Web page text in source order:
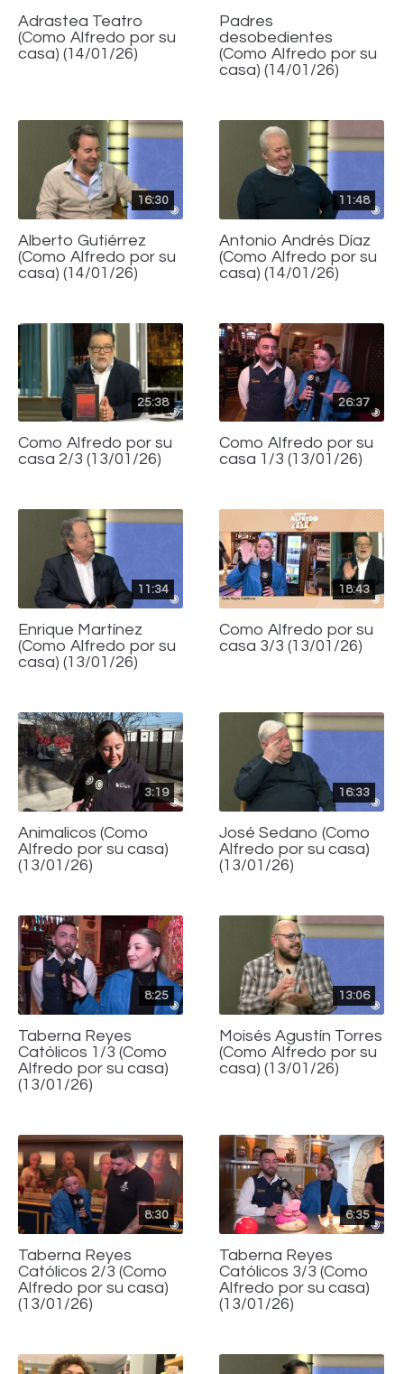
Adrastea Teatro
(Como Alfredo por su
casa) (14/01/26)
Padres
desobedientes
(Como Alfredo por su
casa) (14/01/26)
16:30
Alberto Gutiérrez
(Como Alfredo por su
casa) (14/01/26)
11:48
Antonio Andrés Díaz
(Como Alfredo por su
casa) (14/01/26)
25:38
Como Alfredo por su
casa 2/3 (13/01/26)
26:37
Como Alfredo por su
casa 1/3 (13/01/26)
11:34
Enrique Martínez
(Como Alfredo por su
casa) (13/01/26)
18:43
Como Alfredo por su
casa 3/3 (13/01/26)
3:19
Animalicos (Como
Alfredo por su casa)
(13/01/26)
16:33
José Sedano (Como
Alfredo por su casa)
(13/01/26)
8:25
Taberna Reyes
Católicos 1/3 (Como
Alfredo por su casa)
(13/01/26)
13:06
Moisés Agustín Torres
(Como Alfredo por su
casa) (13/01/26)
8:30
Taberna Reyes
Católicos 2/3 (Como
Alfredo por su casa)
(13/01/26)
6:35
Taberna Reyes
Católicos 3/3 (Como
Alfredo por su casa)
(13/01/26)